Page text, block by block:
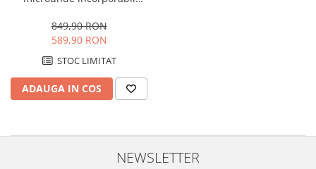
Cuptoare cu microunde
Cuptoare cu microunde
Hote de bucatarie
Incorporabile
800 W, Grill, Control Digital,
Display LCD, Inox
849,90 RON
589,90 RON
STOC LIMITAT
ADAUGA IN COS
NEWSLETTER